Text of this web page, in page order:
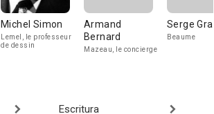
Michel Simon
Lemel, le professeur
de dessin
Armand
Bernard
Mazeau, le concierge
Serge
Beaume
Escritura